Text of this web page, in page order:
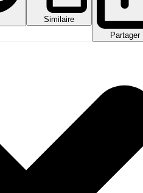
Similaire
Partager